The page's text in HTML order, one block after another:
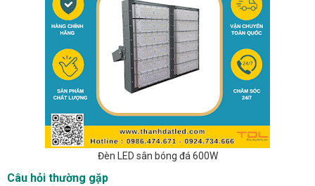
Đèn LED sân bóng đá 600W
Câu hỏi thường gặp